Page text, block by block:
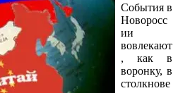
События в
Новоросс
ии
вовлекают
, как в
воронку, в
столкнове